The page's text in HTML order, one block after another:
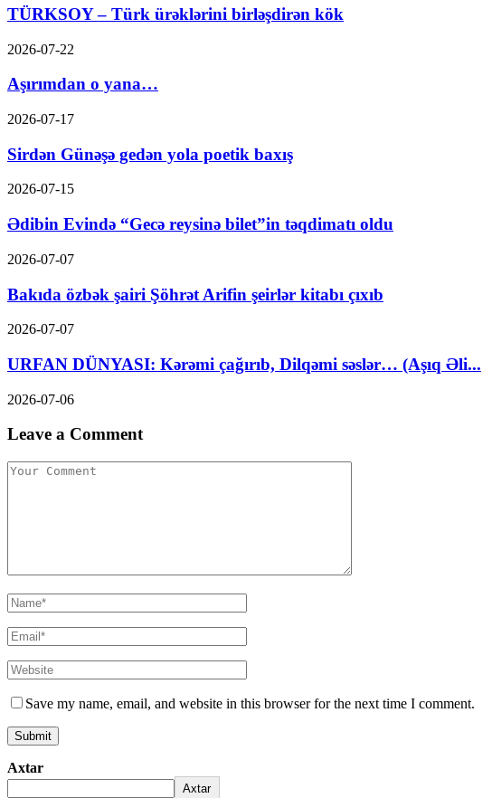
TÜRKSOY – Türk ürəklərini birləşdirən kök
2026-07-22
Aşırımdan o yana…
2026-07-17
Sirdən Günəşə gedən yola poetik baxış
2026-07-15
Ədibin Evində “Gecə reysinə bilet”in təqdimatı oldu
2026-07-07
Bakıda özbək şairi Şöhrət Arifin şeirlər kitabı çıxıb
2026-07-07
URFAN DÜNYASI: Kərəmi çağırıb, Dilqəmi səslər… (Aşıq Əli...
2026-07-06
Leave a Comment
Save my name, email, and website in this browser for the next time I comment.
Axtar
Axtar